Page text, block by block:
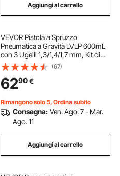
Aggiungi al carrello
VEVOR Pistola a Spruzzo
Pneumatica a Gravità LVLP 600mL
con 3 Ugelli 1,3/1,4/1,7 mm, Kit di
Spruzzatore ad Aria Compressa,
Pistola per Verniciatura Pneumatica
LVLP per Auto, Pareti
(67)
6290€
Rimangono solo 5, Ordina subito
Consegna:Ven. Ago. 7 - Mar.
Ago. 11
Aggiungi al carrello